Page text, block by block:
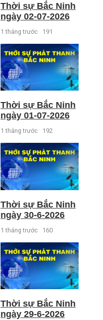
Thời sự Bắc Ninh
ngày 02-07-2026
1 tháng trước 191
Thời sự Bắc Ninh
ngày 01-07-2026
1 tháng trước 192
Thời sự Bắc Ninh
ngày 30-6-2026
1 tháng trước 160
Thời sự Bắc Ninh
ngày 29-6-2026